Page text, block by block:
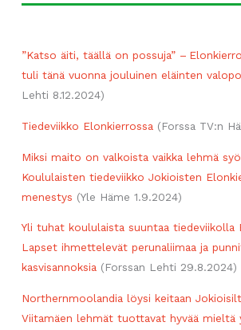
”Katso äiti, täällä on possuja” –
tuli tänä vuonna jouluinen eläinten
Lehti 8.12.2024)
Tiedeviikko Elonkierrossa (Forssa TV:n
Miksi maito on valkoista vaikka lehmä
Koululaisten tiedeviikko Jokioisten
menestys (Yle Häme 1.9.2024)
Yli tuhat koululaista suuntaa tiedeviikolla
Lapset ihmettelevät perunaliimaa ja
kasvisannoksia (Forssan Lehti 29.8.2024)
Northernmoolandia löysi keitaan
Viitamäen lehmät tuottavat hyvää mieltä